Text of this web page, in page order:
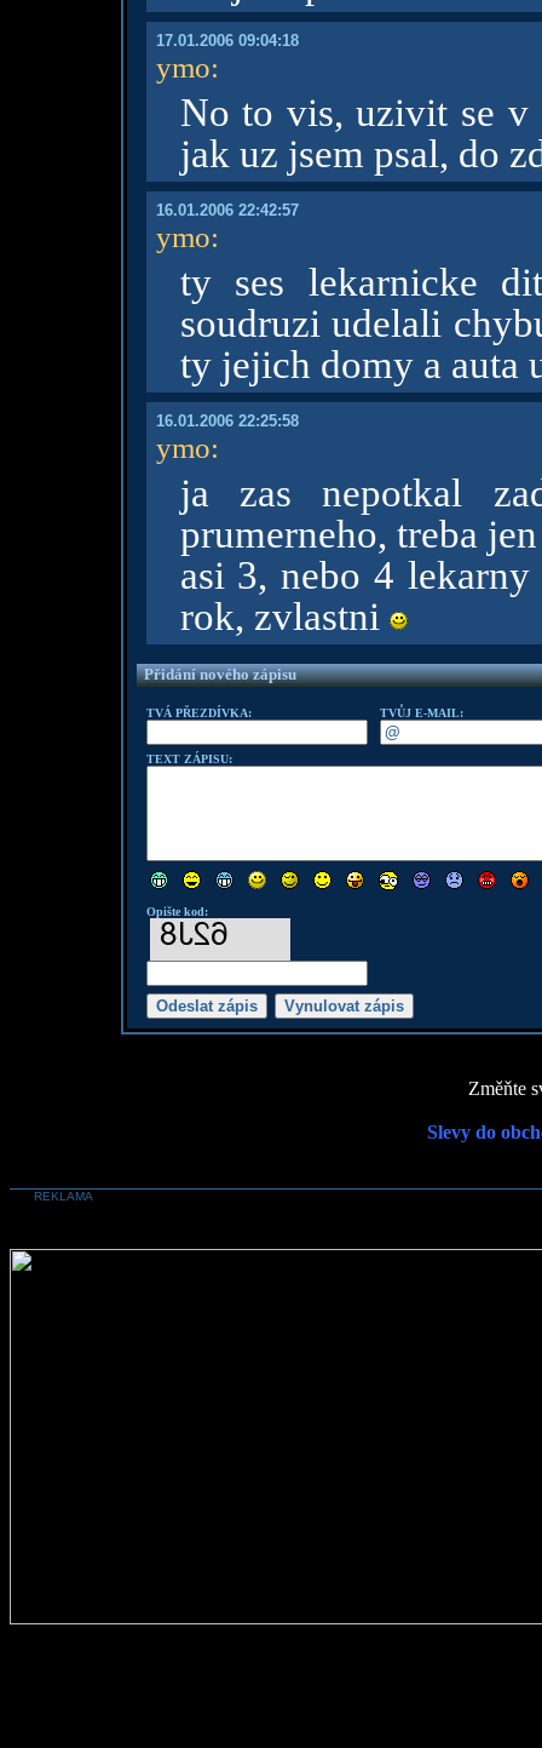
17.01.2006 09:04:18
ymo:
No to vis, uzivit se
jak uz jsem psal, do
16.01.2006 22:42:57
ymo:
ty ses lekarnicke
soudruzi udelali
ty jejich domy a auta
16.01.2006 22:25:58
ymo:
ja zas nepotkal
prumerneho, treba
asi 3, nebo 4
rok, zvlastni
Přidání nového zápisu
TVÁ PŘEZDÍVKA: TVŮJ E-MAIL:
TEXT ZÁPISU:
Opište kod:
Změňte
Slevy do
REKLAMA